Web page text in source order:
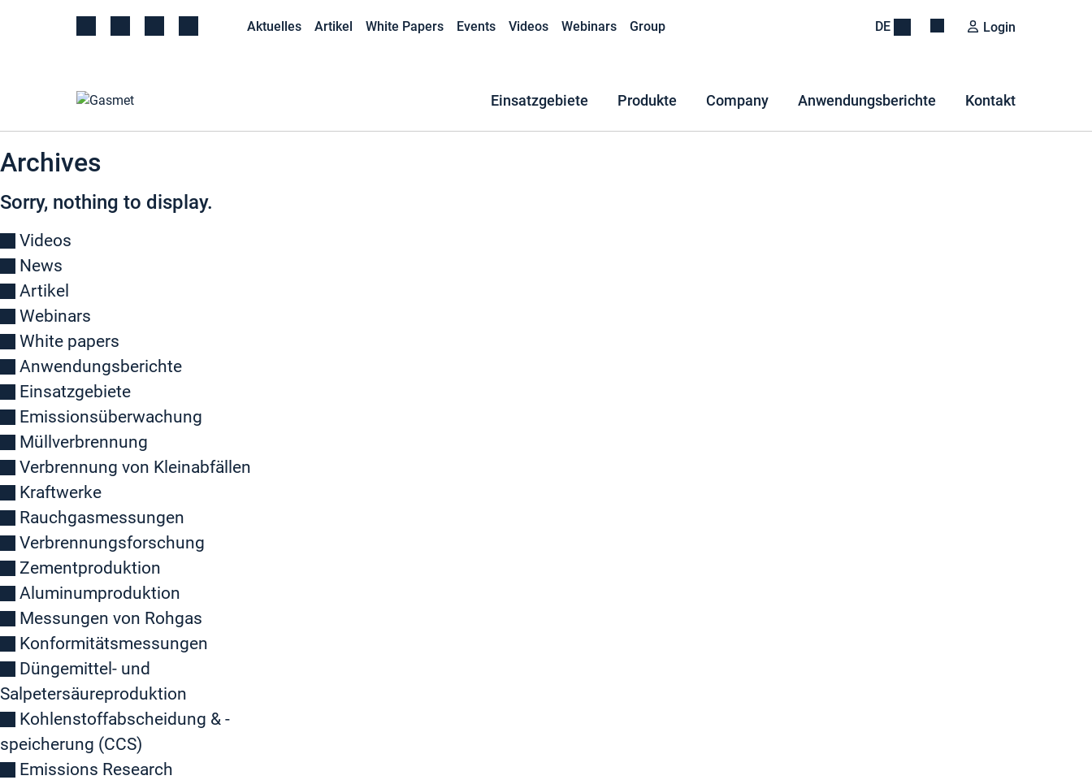
Aktuelles Artikel White Papers Events Videos Webinars Group DE Login
Einsatzgebiete Produkte Company Anwendungsberichte Kontakt
Archives
Sorry, nothing to display.
Videos
News
Artikel
Webinars
White papers
Anwendungsberichte
Einsatzgebiete
Emissionsüberwachung
Müllverbrennung
Verbrennung von Kleinabfällen
Kraftwerke
Rauchgasmessungen
Verbrennungsforschung
Zementproduktion
Aluminumproduktion
Messungen von Rohgas
Konformitätsmessungen
Düngemittel- und
Salpetersäureproduktion
Kohlenstoffabscheidung & -
speicherung (CCS)
Emissions Research